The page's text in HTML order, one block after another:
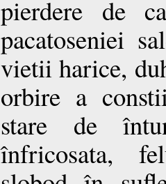
pierdere de
pacatoseniei
vietii harice,
orbire a
stare de
înfricosata,